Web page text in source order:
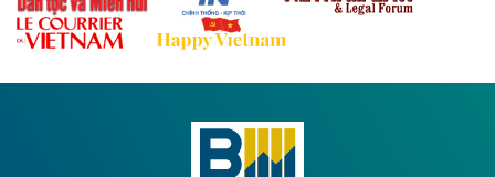
dự án sản xuất ray đường sắt và thép đặc biệt tại khu
kinh tế Dung Quất.
Keppel thoái toàn bộ vốn khỏi dự án
Empire City tại Thủ Thiêm